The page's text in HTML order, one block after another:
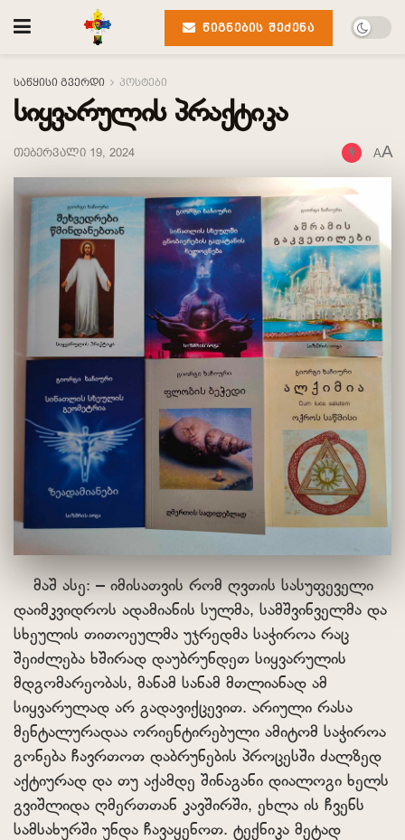
ᲬᲘᲒᲜᲔᲑᲘᲡ ᲨᲔᲫᲔᲜᲐ
საწყისი გვერდი პოსტები
სიყვარულის პრაქტიკა
თებერვალი 19, 2024 AA
მაშ ასე: – იმისათვის რომ ღვთის სასუფეველი
დაიმკვიდროს ადამიანის სულმა, სამშვინველმა და
სხეულის თითოეულმა უჯრედმა საჭიროა რაც
შეიძლება ხშირად დაუბრუნდეთ სიყვარულის
მდგომარეობას, მანამ სანამ მთლიანად ამ
სიყვარულად არ გადავიქცევით. არიული რასა
მენტალურადაა ორიენტირებული ამიტომ საჭიროა
გონება ჩავრთოთ დაბრუნების პროცესში ძალზედ
აქტიურად და თუ აქამდე შინაგანი დიალოგი ხელს
გვიშლიდა ღმერთთან კავშირში, ეხლა ის ჩვენს
სამსახურში უნდა ჩავაყენოთ. ტექნიკა მეტად